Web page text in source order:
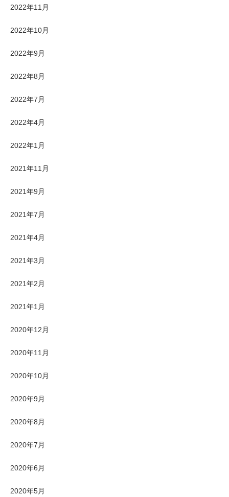
2022年11月
2022年10月
2022年9月
2022年8月
2022年7月
2022年4月
2022年1月
2021年11月
2021年9月
2021年7月
2021年4月
2021年3月
2021年2月
2021年1月
2020年12月
2020年11月
2020年10月
2020年9月
2020年8月
2020年7月
2020年6月
2020年5月